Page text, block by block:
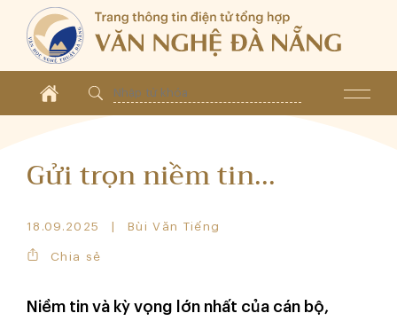
Gửi trọn niềm tin...
18.09.2025 Bùi Văn Tiếng
Chia sẻ
Niềm tin và kỳ vọng lớn nhất của cán bộ,